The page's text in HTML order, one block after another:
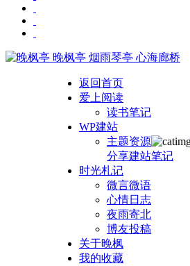
晚枫亭 烟雨琴亭 心海廊桥
返回首页
爱上阅读
读书笔记
WP建站
主题资源
分享建站笔记
时光札记
微言微语
心情日志
夜雨寄北
博友投稿
关于晚枫
我的收藏